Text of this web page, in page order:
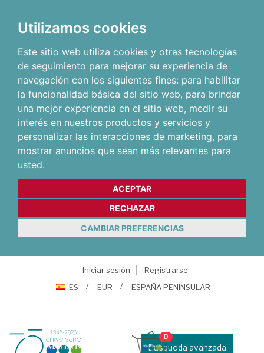
Utilizamos cookies
Este sitio web utiliza cookies y otras tecnologías
de seguimiento para mejorar su experiencia de
navegación con los siguientes fines: para habilitar
la funcionalidad básica del sitio web, para brindar
una mejor experiencia en el sitio web, medir su
interés en nuestros productos y servicios y
personalizar las interacciones de marketing, para
mostrar anuncios que sean más relevantes para
usted.
ACEPTAR
RECHAZAR
CAMBIAR PREFERENCIAS
Iniciar sesión
Registrarse
ES
EUR ESPAÑA PENINSULAR
Busqueda avanzada
0